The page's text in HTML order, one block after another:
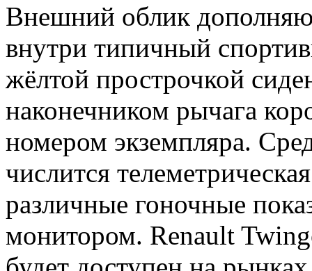
Внешний облик
внутри типичный
жёлтой прострочкой
наконечником рычага
номером экземпляра.
числится
различные гоночные
монитором. Renault